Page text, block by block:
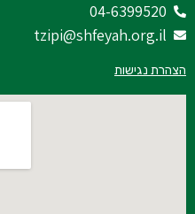
04-6399520
tzipi@shfeyah.org.il
הצהרת נגישות